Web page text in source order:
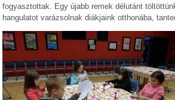
fogyasztottak. Egy újabb remek délutánt
hangulatot varázsolnak diákjaink otthonába,